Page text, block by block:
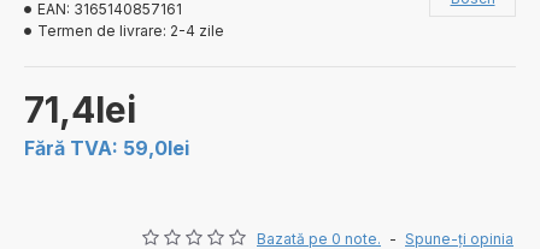
Bazată pe 0 note. - Spune-ţi opinia
71,4lei
Fără TVA: 59,0lei
EAN: 3165140857161
Termen de livrare: 2-4 zile